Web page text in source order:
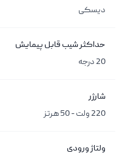
دیسکی
حداکثر شیب قابل پیمایش
20 درجه
شارژر
220 ولت - 50 هرتز
ولتاژ ورودی